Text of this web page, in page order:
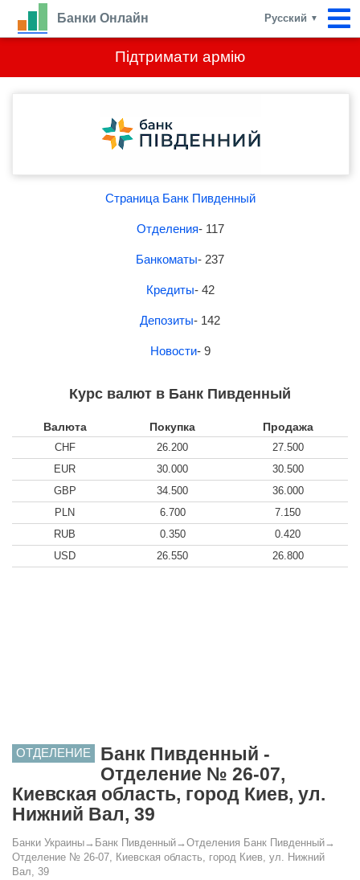
Підтримати армію
Банки Онлайн Русский ▼
Страница Банк Пивденный
Отделения- 117
Банкоматы- 237
Кредиты- 42
Депозиты- 142
Новости- 9
Курс валют в Банк Пивденный
Валюта Покупка Продажа
CHF 26.200
27.500
EUR
30.000
30.500
GBP
34.500
36.000
PLN
6.700
7.150
RUB
0.350
0.420
USD
26.550 26.800
ОТДЕЛЕНИЕ
Банк Пивденный -
Отделение № 26-07,
Киевская область, город Киев, ул.
Нижний Вал, 39
Банки Украины→ Банк Пивденный→ Отделения Банк Пивденный→
Отделение № 26-07, Киевская область, город Киев, ул. Нижний
Вал, 39